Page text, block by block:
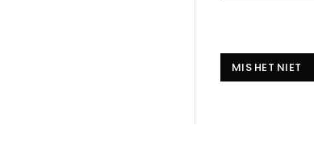
MIS HET NIET